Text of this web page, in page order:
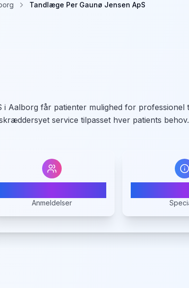
Tandlæge Per Gaunø Jensen ApS
Aalborg får patienter mulighed for professionel
service tilpasset hver patients behov.
Anmeldelser